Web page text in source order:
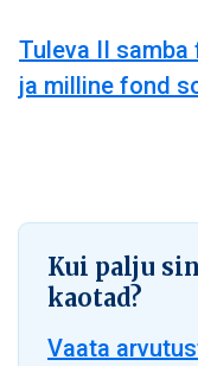
Tuleva II
ja milline fond
Kui palju
kaotad?
Vaata